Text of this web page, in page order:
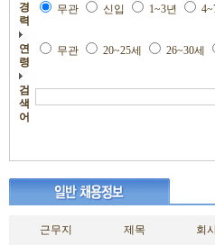
경
력
무관 신입 1~3년
연
령
무관 20~25세 26~30세
검
색
어
근무지 제목 회